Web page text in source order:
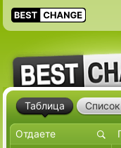
Таблица Список